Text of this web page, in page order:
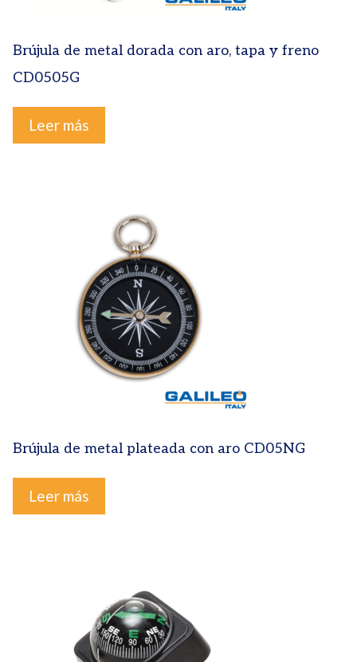
Brújula de metal dorada con aro, tapa y freno
CD0505G
Leer más
Brújula de metal plateada con aro CD05NG
Leer más